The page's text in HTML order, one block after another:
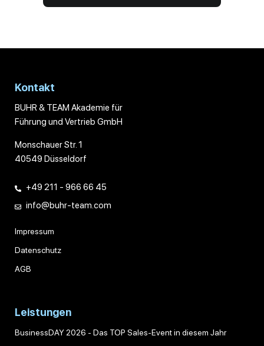
Kontakt
BUHR & TEAM Akademie für
Führung und Vertrieb GmbH
Monschauer Str. 1
40549 Düsseldorf
+49 211 - 966 66 45
info@buhr-team.com
Impressum
Datenschutz
AGB
Leistungen
BusinessDAY 2026 - Das TOP Sales-Event in diesem Jahr